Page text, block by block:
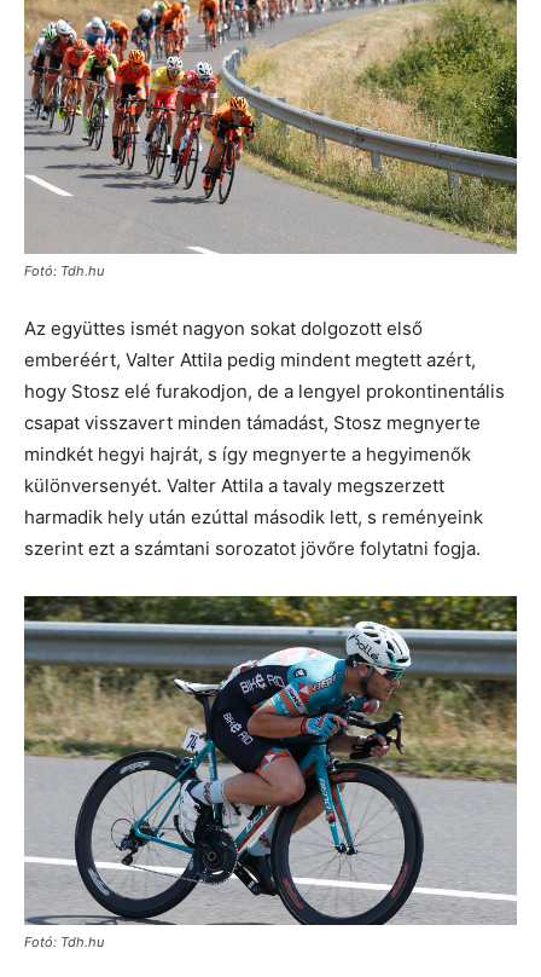
Fotó: Tdh.hu
Az együttes ismét nagyon sokat dolgozott első
emberéért, Valter Attila pedig mindent megtett azért,
hogy Stosz elé furakodjon, de a lengyel prokontinentális
csapat visszavert minden támadást, Stosz megnyerte
mindkét hegyi hajrát, s így megnyerte a hegyimenők
különversenyét. Valter Attila a tavaly megszerzett
harmadik hely után ezúttal második lett, s reményeink
szerint ezt a számtani sorozatot jövőre folytatni fogja.
Fotó: Tdh.hu